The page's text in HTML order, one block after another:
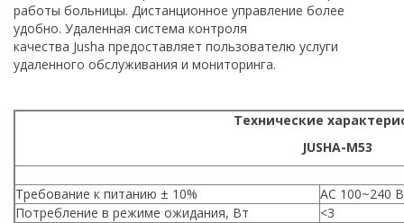
работы больницы. Дистанционное управление более
удобно. Удаленная система контроля
качества Jusha предоставляет пользователю услуги
удаленного обслуживания и мониторинга.
Технические
JUSHA-M53
Требование к питанию ± 10%
AC 100~240
Потребление в режиме ожидания, Вт
<3